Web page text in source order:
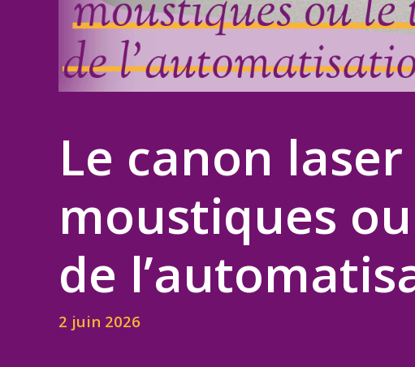
Le canon
moustiques
de
2 juin 2026